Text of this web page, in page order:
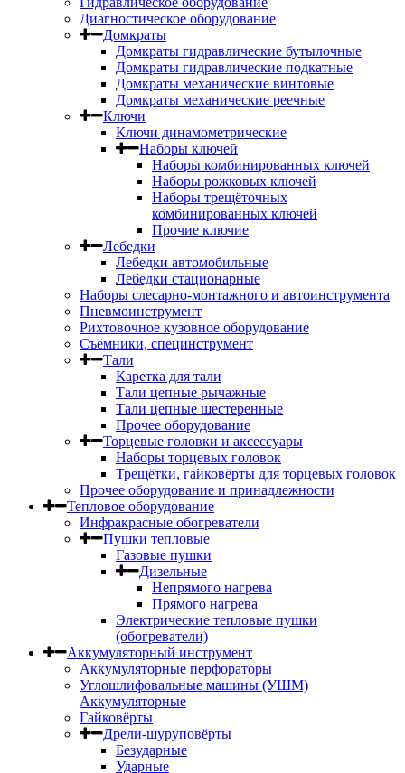
Диагностическое оборудование
Домкраты
Домкраты гидравлические бутылочные
Домкраты гидравлические подкатные
Домкраты механические винтовые
Домкраты механические реечные
Ключи
Ключи динамометрические
Наборы ключей
Наборы комбинированных ключей
Наборы рожковых ключей
Наборы трещёточных
комбинированных ключей
Прочие ключие
Лебедки
Лебедки автомобильные
Лебедки стационарные
Наборы слесарно-монтажного и автоинструмента
Пневмоинструмент
Рихтовочное кузовное оборудование
Съёмники, специнструмент
Тали
Каретка для тали
Тали цепные рычажные
Тали цепные шестеренные
Прочее оборудование
Торцевые головки и аксессуары
Наборы торцевых головок
Трещётки, гайковёрты для торцевых головок
Прочее оборудование и принадлежности
Тепловое оборудование
Инфракрасные обогреватели
Пушки тепловые
Газовые пушки
Дизельные
Непрямого нагрева
Прямого нагрева
Электрические тепловые пушки
(обогреватели)
Аккумуляторный инструмент
Аккумуляторные перфораторы
Углошлифовальные машины (УШМ)
Аккумуляторные
Гайковёрты
Дрели-шуруповёрты
Безударные
Ударные